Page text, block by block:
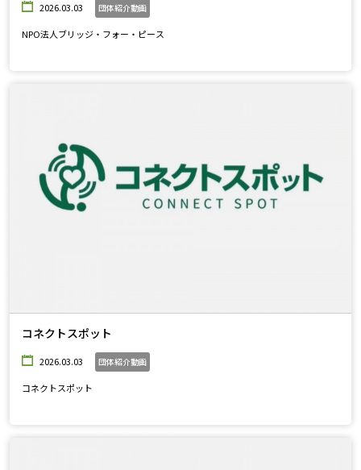
2026.03.03 団体紹介動画
NPO法人ブリッジ・フォー・ピース
コネクトスポット
2026.03.03 団体紹介動画
コネクトスポット